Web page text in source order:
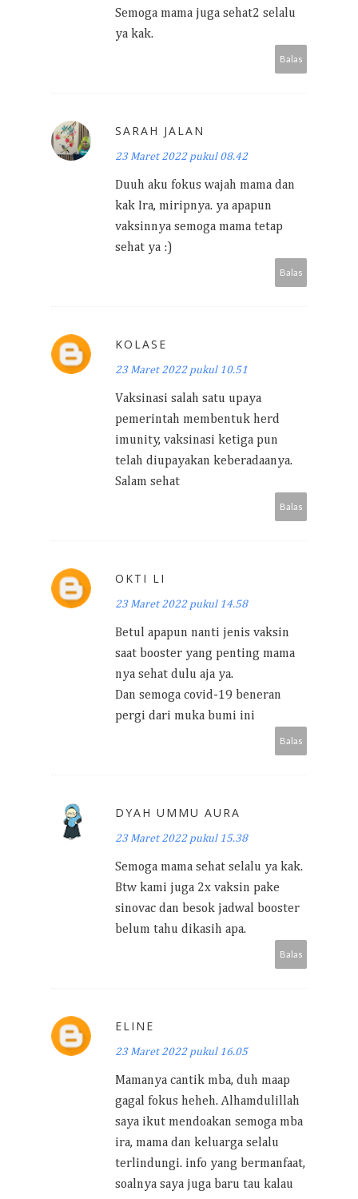
Semoga mama juga sehat2 selalu
ya kak.
Balas
SARAH JALAN
23 Maret 2022 pukul 08.42
Duuh aku fokus wajah mama dan
kak Ira, miripnya. ya apapun
vaksinnya semoga mama tetap
sehat ya :)
Balas
KOLASE
23 Maret 2022 pukul 10.51
Vaksinasi salah satu upaya
pemerintah membentuk herd
imunity, vaksinasi ketiga pun
telah diupayakan keberadaanya.
Salam sehat
Balas
OKTI LI
23 Maret 2022 pukul 14.58
Betul apapun nanti jenis vaksin
saat booster yang penting mama
nya sehat dulu aja ya.
Dan semoga covid-19 beneran
pergi dari muka bumi ini
Balas
DYAH UMMU AURA
23 Maret 2022 pukul 15.38
Semoga mama sehat selalu ya kak.
Btw kami juga 2x vaksin pake
sinovac dan besok jadwal booster
belum tahu dikasih apa.
Balas
ELINE
23 Maret 2022 pukul 16.05
Mamanya cantik mba, duh maap
gagal fokus heheh. Alhamdulillah
saya ikut mendoakan semoga mba
ira, mama dan keluarga selalu
terlindungi. info yang bermanfaat,
soalnya saya juga baru tau kalau